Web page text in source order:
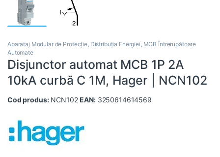
Aparataj Modular de Protecție, Distribuția Energiei, MCB Întrerupătoare
Automate
Disjunctor automat MCB 1P 2A
10kA curbă C 1M, Hager | NCN102
Cod produs:NCN102EAN:3250614614569